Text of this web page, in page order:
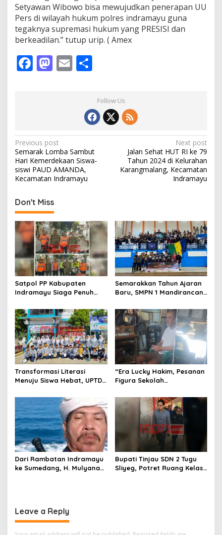
Setyawan Wibowo bisa mewujudkan penerapan UU
Pers di wilayah hukum polres indramayu guna
tegaknya supremasi hukum yang PRESISI dan
berkeadilan.” tutup urip. ( Amex
F
o
k
M
n
E
ar
eFollow Us
P
o
s
n
a
v
i
g
a
t
i
o
n
Previous post
Semarak Lomba Sambut
Hari Kemerdekaan Siswa-
siswi PAUD AMANDA,
Kecamatan Indramayu
Next post
Jalan Sehat HUT RI ke 79
Tahun 2024 di Kelurahan
Karangmalang, Kecamatan
Indramayu
Don't Miss
Satpol PP Kabupaten
Indramayu Siaga Penuh
Pastikan Masyarakat
Nyaman Beraktivitas
Semarakkan Tahun Ajaran
Baru, SMPN 1 Mandirancan
Futsal dan Pencak Silat
Transformasi Literasi
Menuju Siswa Hebat, UPTD
Inovasi di Pameran GLS
NePasi Gemaca
“Era Lucky Hakim, Pesanan
Figura Sekolah
Indramayu Terancam
Bangkrut!”
Dari Rambatan Indramayu
ke Sumedang, H. Mulyana
Bupati Tinjau SDN 2 Tugu
Sliyeg, Potret Ruang Kelas
Leave a Reply